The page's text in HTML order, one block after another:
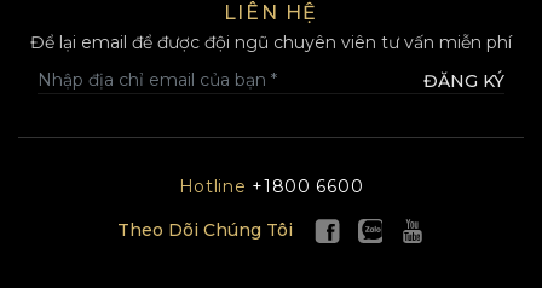
LIÊN HỆ
Để lại email để được đội ngũ chuyên viên tư vấn miễn phí
ĐĂNG KÝ
Hotline +1800 6600
Theo Dõi Chúng Tôi